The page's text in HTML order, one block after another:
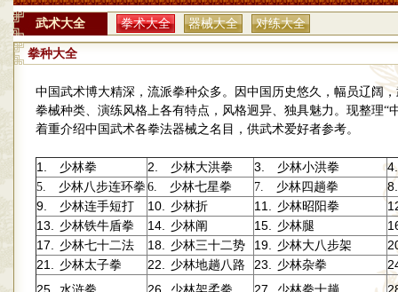
武术大全 拳术大全 器械大全 对练大全
拳种大全
中国武术博大精深，流派拳种众多。因中国历史悠久，幅员辽阔
拳械种类、演练风格上各有特点，风格迥异、独具魅力。现整理“
着重介绍中国武术各拳法器械之名目，供武术爱好者参考。
1. 少林拳 2. 少林大洪拳 3. 少林小洪拳 4.
5. 少林八步连环拳 6. 少林七星拳 7. 少林四趟拳
8.
9.
少林连手短打 10. 少林折 11. 少林昭阳拳
13.
少林铁牛盾拳 14. 少林阐 15. 少林腿
17.
少林七十二法 18. 少林三十二势 19. 少林大八步架
21.
少林太子拳 22. 少林地趟八路 23. 少林杂拳